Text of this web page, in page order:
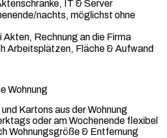
IT & Server
nachts, möglichst ohne
Rechnung an die Firma
Arbeitsplätzen, Fläche & Aufwand
Wohnung
Kartons aus der Wohnung
oder am Wochenende flexibel
Wohnungsgröße & Entfernung